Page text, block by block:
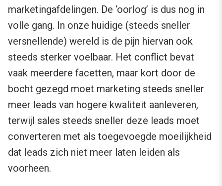
marketingafdelingen. De ‘oorlog’ is dus nog in
volle gang. In onze huidige (steeds sneller
versnellende) wereld is de pijn hiervan ook
steeds sterker voelbaar. Het conflict bevat
vaak meerdere facetten, maar kort door de
bocht gezegd moet marketing steeds sneller
meer leads van hogere kwaliteit aanleveren,
terwijl sales steeds sneller deze leads moet
converteren met als toegevoegde moeilijkheid
dat leads zich niet meer laten leiden als
voorheen.